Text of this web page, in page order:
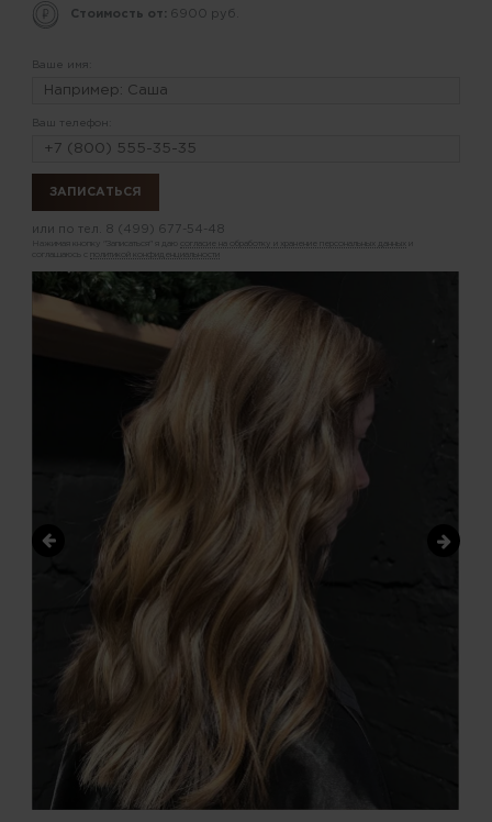
Стоимость от: 6900 руб.
Ваше имя:
Ваш телефон:
или по тел. 8 (499) 677-54-48
Нажимая кнопку "Записаться" я даю согласие на обработку и хранение персональных данных
политикой конфиденциальности